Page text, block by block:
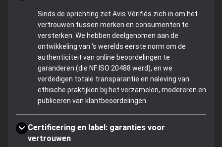
Sinds de oprichting zet Avis Vérifiés zich in om het
vertrouwen tussen merken en consumenten te
versterken. We hebben deelgenomen aan de
ontwikkeling van 's werelds eerste norm om de
authenticiteit van online beoordelingen te
garanderen (die NF ISO 20488 werd), en we
verdedigen totale transparantie en naleving van
ethische praktijken bij het verzamelen, modereren en
publiceren van klantbeoordelingen.
Certificering en label: garanties voor
vertrouwen